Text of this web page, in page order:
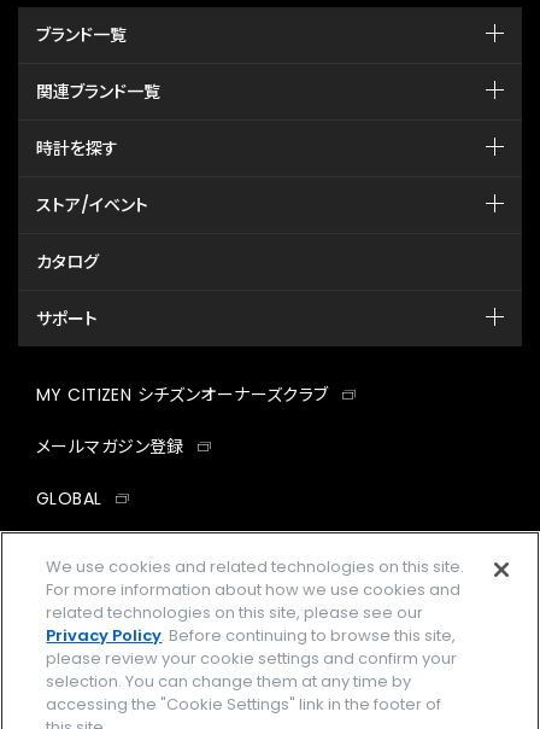
ブランド一覧
関連ブランド一覧
時計を探す
ストア/イベント
カタログ
サポート
MY CITIZEN シチズンオーナーズクラブ
メールマガジン登録
GLOBAL
facebookinstagramtwitter
企業情報 ご利用規約
プライバシーポリシー Cookies Settings
We use cookies and related technologies on this site.
For more information about how we use cookies and
related technologies on this site, please see our
Privacy Policy. Before continuing to browse this site,
please review your cookie settings and confirm your
selection. You can change them at any time by
accessing the "Cookie Settings" link in the footer of